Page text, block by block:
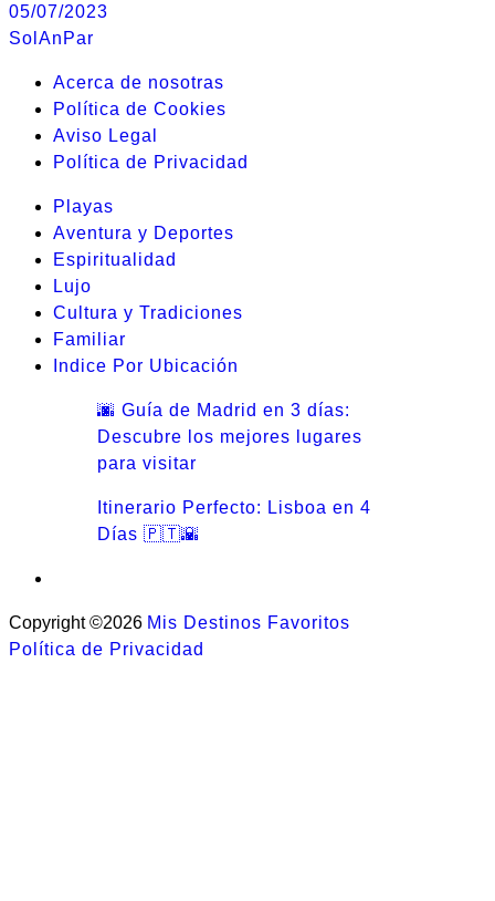
05/07/2023
SolAnPar
Acerca de nosotras
Política de Cookies
Aviso Legal
Política de Privacidad
Playas
Aventura y Deportes
Espiritualidad
Lujo
Cultura y Tradiciones
Familiar
Indice Por Ubicación
🌆 Guía de Madrid en 3 días:
Descubre los mejores lugares
para visitar
Itinerario Perfecto: Lisboa en 4
Días 🇵🇹🌇
Copyright ©2026 Mis Destinos Favoritos
Política de Privacidad